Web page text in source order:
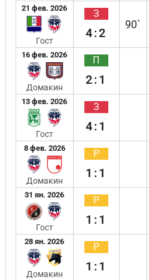
21 фев. 2026
Гост
З
4:2
90`
16 фев. 2026
Домакин
П
2:1
13 фев. 2026
Гост
З
4:1
8 фев. 2026
Домакин
Р
1:1
31 ян. 2026
Гост
Р
1:1
28 ян. 2026
Домакин
Р
1:1